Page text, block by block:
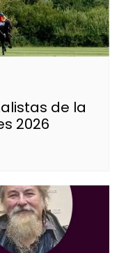
de la
2026